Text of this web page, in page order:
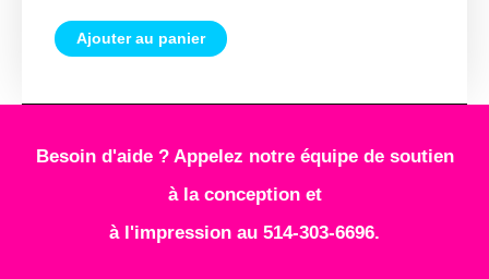
Ajouter au panier
Besoin d'aide ? Appelez notre équipe de soutien
à la conception et
à l'impression au 514-303-6696.